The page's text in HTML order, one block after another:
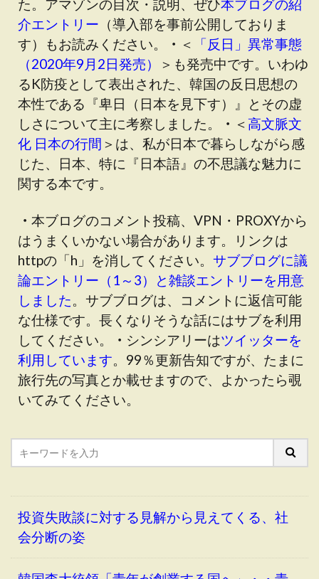
た。アマゾンの目次・説明、ぜひ本ブログの紹
介エントリー （導入部を事前公開しておりま
す）もお読みください。 ・ ＜
「反日」異常事態
（2020年9月2日発売）
＞も発売中です。いわゆ
るK防疫として表出された、韓国の反日思想の
本性である『卑日（日本を見下す）』とその虚
しさについて主に考察しました。
・ ＜高文脈文
化 日本の行間 ＞は、私が日本で暮らしながら感
じた、日本、特に『日本語』の不思議な魅力に
関する本です。
・ 本ブログのコメント投稿、VPN・PROXYから
はうまくいかない場合があります。リンクは
httpの「h」を消してください。 サブブログに議
論エントリー（1～3）と雑談エントリーを用意
しました。サブブログは、コメントに返信可能
な仕様です。長くなりそうな話にはサブを利用
してください。
・ シンシアリーはツイッターを
利用しています。99％更新告知ですが、たまに
旅行先の写真とか載せますので、よかったら覗
いてみてください。
投資失敗談に対する見解から見えてくる、社
会分断の姿